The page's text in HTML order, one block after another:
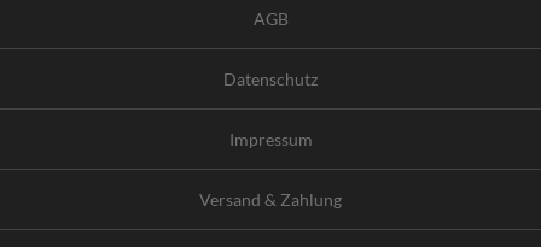
AGB
Datenschutz
Impressum
Versand & Zahlung